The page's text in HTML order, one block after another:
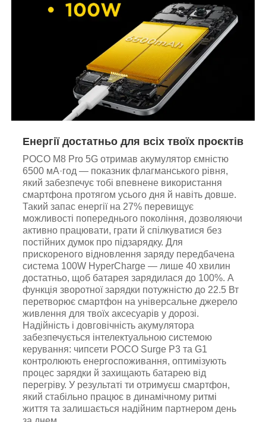
Енергії достатньо для всіх твоїх проєктів
POCO M8 Pro 5G отримав акумулятор ємністю
6500 мА·год — показник флагманського рівня,
який забезпечує тобі впевнене використання
смартфона протягом усього дня й навіть довше.
Такий запас енергії на 27% перевищує
можливості попереднього покоління, дозволяючи
активно працювати, грати й спілкуватися без
постійних думок про підзарядку. Для
прискореного відновлення заряду передбачена
система 100W HyperCharge — лише 40 хвилин
достатньо, щоб батарея зарядилася до 100%. А
функція зворотної зарядки потужністю до 22.5 Вт
перетворює смартфон на універсальне джерело
живлення для твоїх аксесуарів у дорозі.
Надійність і довговічність акумулятора
забезпечується інтелектуальною системою
керування: чипсети POCO Surge P3 та G1
контролюють енергоспоживання, оптимізують
процес зарядки й захищають батарею від
перегріву. У результаті ти отримуєш смартфон,
який стабільно працює в динамічному ритмі
життя та залишається надійним партнером день